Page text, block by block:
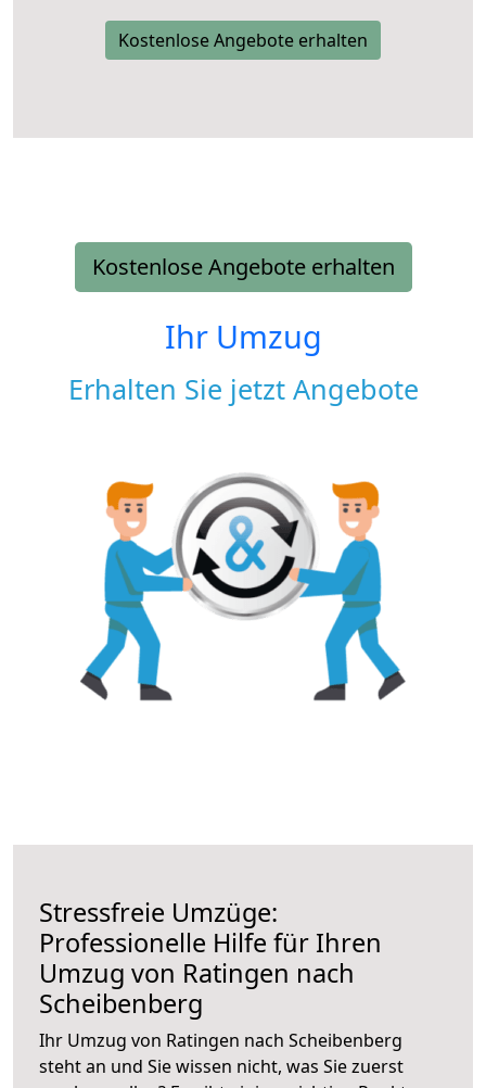
Kostenlose Angebote erhalten
Kostenlose Angebote erhalten
Ihr Umzug
Erhalten Sie jetzt Angebote
Stressfreie Umzüge:
Professionelle Hilfe für Ihren
Umzug von Ratingen nach
Scheibenberg
Ihr Umzug von Ratingen nach Scheibenberg
steht an und Sie wissen nicht, was Sie zuerst